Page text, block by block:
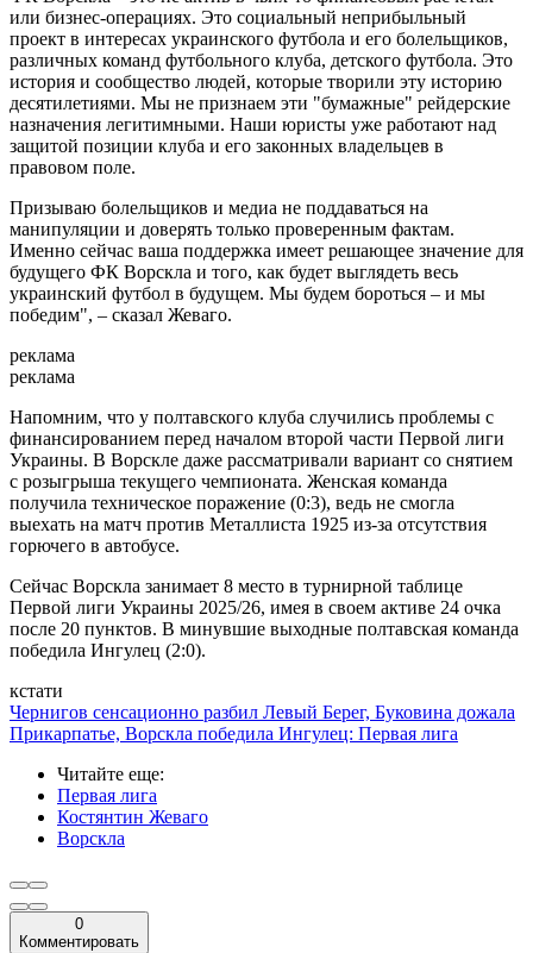
или бизнес-операциях. Это социальный неприбыльный
проект в интересах украинского футбола и его болельщиков,
различных команд футбольного клуба, детского футбола. Это
история и сообщество людей, которые творили эту историю
десятилетиями. Мы не признаем эти "бумажные" рейдерские
назначения легитимными. Наши юристы уже работают над
защитой позиции клуба и его законных владельцев в
правовом поле.
Призываю болельщиков и медиа не поддаваться на
манипуляции и доверять только проверенным фактам.
Именно сейчас ваша поддержка имеет решающее значение для
будущего ФК Ворскла и того, как будет выглядеть весь
украинский футбол в будущем. Мы будем бороться – и мы
победим", – сказал Жеваго.
реклама
реклама
Напомним, что у полтавского клуба случились проблемы с
финансированием перед началом второй части Первой лиги
Украины. В Ворскле даже рассматривали вариант со снятием
с розыгрыша текущего чемпионата. Женская команда
получила техническое поражение (0:3), ведь не смогла
выехать на матч против Металлиста 1925 из-за отсутствия
горючего в автобусе.
Сейчас Ворскла занимает 8 место в турнирной таблице
Первой лиги Украины 2025/26, имея в своем активе 24 очка
после 20 пунктов. В минувшие выходные полтавская команда
победила Ингулец (2:0).
кстати
Чернигов сенсационно разбил Левый Берег, Буковина дожала
Прикарпатье, Ворскла победила Ингулец: Первая лига
Читайте еще:
Первая лига
Костянтин Жеваго
Ворскла
0
Комментировать